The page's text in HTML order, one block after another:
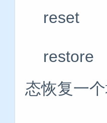
态恢复一